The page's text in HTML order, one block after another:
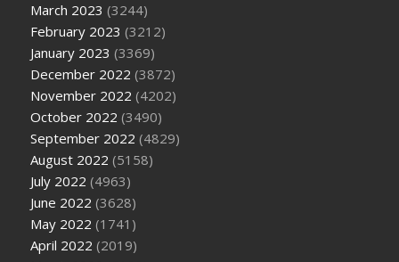
March 2023 (3244)
February 2023 (3212)
January 2023 (3369)
December 2022 (3872)
November 2022 (4202)
October 2022 (3490)
September 2022 (4829)
August 2022 (5158)
July 2022 (4963)
June 2022 (3628)
May 2022 (1741)
April 2022 (2019)